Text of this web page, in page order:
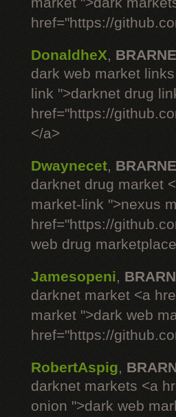
href="https://
DonaldheX,
dark web market
link ">darknet drug
href="https://
</a>
Dwaynecet,
darknet drug market
market-link ">nexus
href="https://
web drug
Jamesopeni,
darknet market <a
market ">dark web
href="https://
RobertAspig,
darknet markets <a
onion ">dark web